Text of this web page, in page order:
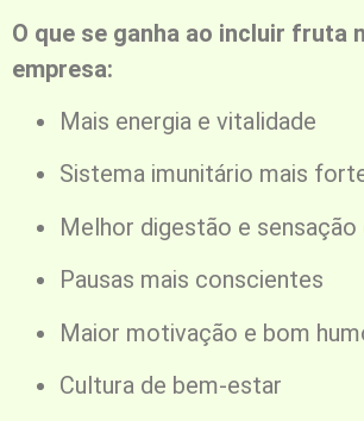
O que se ganha ao incluir fruta
empresa:
Mais energia e vitalidade
Sistema imunitário mais
Melhor digestão e sensação
Pausas mais conscientes
Maior motivação e bom
Cultura de bem-estar